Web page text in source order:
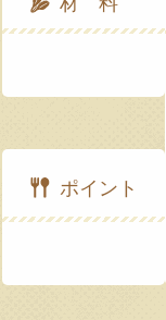
ポイント